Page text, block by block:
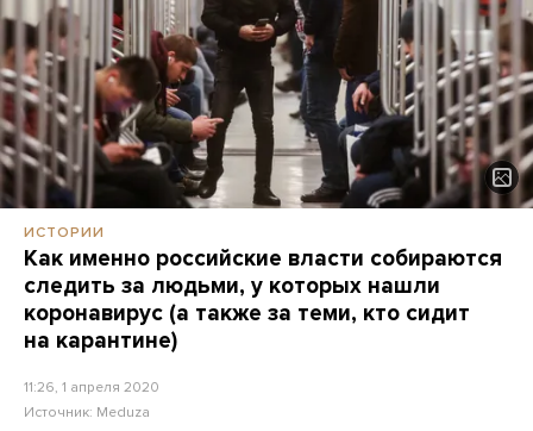
ИСТОРИИ
Как именно российские власти собираются
следить за людьми, у которых нашли
коронавирус (а также за теми, кто сидит
на карантине)
11:26, 1 апреля 2020
Источник: Meduza